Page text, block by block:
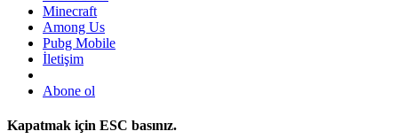
Minecraft
Among Us
Pubg Mobile
İletişim
Abone ol
Kapatmak için ESC basınız.